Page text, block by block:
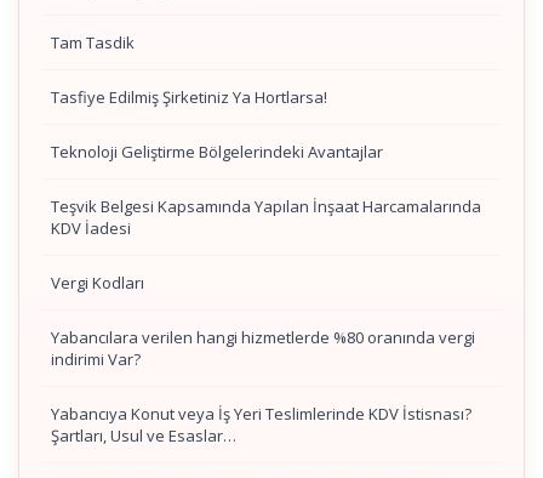
Tam Tasdik
Tasfiye Edilmiş Şirketiniz Ya Hortlarsa!
Teknoloji Geliştirme Bölgelerindeki Avantajlar
Teşvik Belgesi Kapsamında Yapılan İnşaat Harcamalarında
KDV İadesi
Vergi Kodları
Yabancılara verilen hangi hizmetlerde %80 oranında vergi
indirimi Var?
Yabancıya Konut veya İş Yeri Teslimlerinde KDV İstisnası?
Şartları, Usul ve Esaslar…